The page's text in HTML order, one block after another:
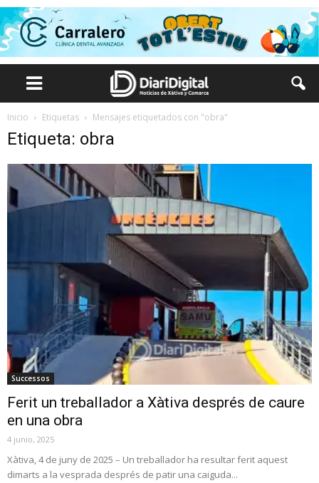
Inicio Etiquetas Mensajes etiquetados con "obra"
Etiqueta: obra
Successos
Ferit un treballador a Xàtiva després de caure
en una obra
4 junio, 2025
Xàtiva, 4 de juny de 2025 – Un treballador ha resultar ferit aquest
dimarts a la vesprada després de patir una caiguda...